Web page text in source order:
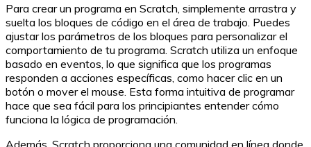
Para crear un programa en Scratch, simplemente arrastra y
suelta los bloques de código en el área de trabajo. Puedes
ajustar los parámetros de los bloques para personalizar el
comportamiento de tu programa. Scratch utiliza un enfoque
basado en eventos, lo que significa que los programas
responden a acciones específicas, como hacer clic en un
botón o mover el mouse. Esta forma intuitiva de programar
hace que sea fácil para los principiantes entender cómo
funciona la lógica de programación.
Además, Scratch proporciona una comunidad en línea donde